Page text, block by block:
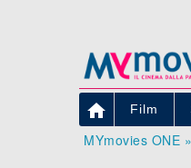
 Film
MYmovies ONE »